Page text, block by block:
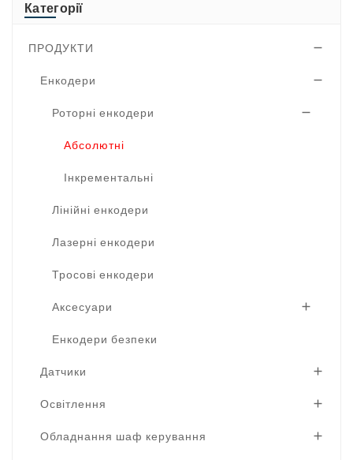
Категорії
ПРОДУКТИ 
Енкодери 
Роторні енкодери 
Абсолютні
Інкрементальні
Лінійні енкодери
Лазерні енкодери
Тросові енкодери
Аксесуари 
Енкодери безпеки
Датчики 
Освітлення 
Обладнання шаф керування 